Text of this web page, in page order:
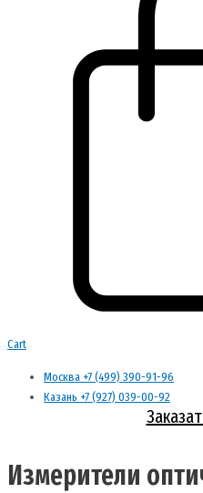
Cart
Москва +7 (499) 390-91-96
Казань +7 (927) 039-00-92
Измерители